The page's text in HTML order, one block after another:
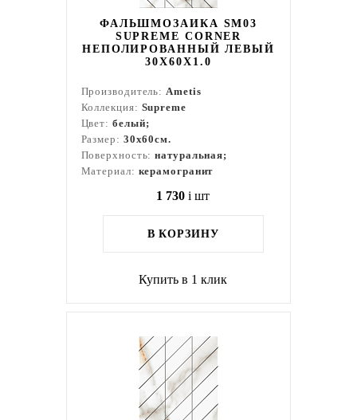
ФАЛЬШМОЗАИКА SM03
SUPREME CORNER
НЕПОЛИРОВАННЫЙ ЛЕВЫЙ
30X60X1.0
Производитель:Ametis
Коллекция: Supreme
Цвет: белый;
Размер: 30x60см.
Поверхность:натуральная;
Материал: керамогранит
1 730 i шт
В КОРЗИНУ
Купить в 1 клик